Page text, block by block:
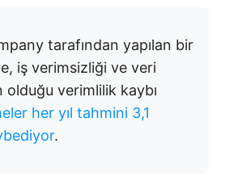
tarafından yapılan bir
iş verimsizliği ve veri
olduğu verimlilik kaybı
her yıl tahmini 3,1
.